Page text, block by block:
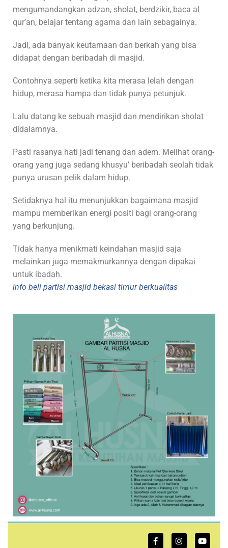
mengumandangkan adzan, sholat, berdzikir, baca al
qur’an, belajar tentang agama dan lain sebagainya.
Jadi, ada banyak keutamaan dan berkah yang bisa
didapat dengan beribadah di masjid.
Contohnya seperti ketika kita merasa lelah dengan
hidup, merasa hampa dan tidak punya petunjuk.
Lalu datang ke sebuah masjid dan mendirikan sholat
didalamnya.
Pasti rasanya hati jadi tenang dan adem. Melihat orang-
orang yang juga sedang khusyu’ beribadah seolah tidak
punya urusan pelik dalam hidup.
Setidaknya hal itu menunjukkan bagaimana masjid
mampu memberikan energi positi bagi orang-orang
yang berkunjung.
Tidak hanya menikmati keindahan masjid saja
melainkan juga memakmurkannya dengan dipakai
untuk ibadah.
info beli partisi masjid bekasi timur berkualitas